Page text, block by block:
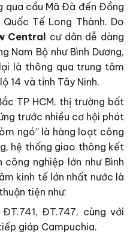
qua cầu Mã Đà đến Đồng
Tế Long Thành. Do
Central cư dân dễ dàng
Nam Bộ như Bình Dương,
là thông qua trung tâm
14 và tỉnh Tây Ninh.
TP HCM, thị trường bất
trước nhiều cơ hội phát
ngó” là hàng loạt công
hệ thống giao thông kết
nghiệp lớn như Bình
kinh tế lớn nhất nước là
tiện như:
ĐT.747, cùng với
giáp Campuchia.